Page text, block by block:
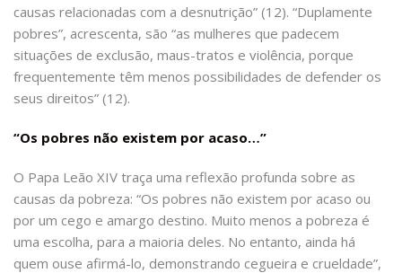
causas relacionadas com a desnutrição” (12). “Duplamente
pobres”, acrescenta, são “as mulheres que padecem
situações de exclusão, maus-tratos e violência, porque
frequentemente têm menos possibilidades de defender os
seus direitos” (12).
“Os pobres não existem por acaso…”
O Papa Leão XIV traça uma reflexão profunda sobre as
causas da pobreza: “Os pobres não existem por acaso ou
por um cego e amargo destino. Muito menos a pobreza é
uma escolha, para a maioria deles. No entanto, ainda há
quem ouse afirmá-lo, demonstrando cegueira e crueldade”,